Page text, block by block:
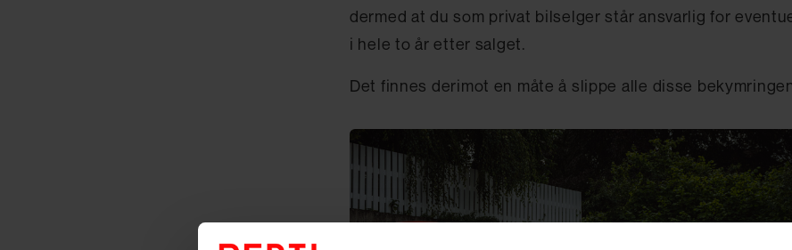
dermed at du som privat bilselger står ansvarlig for
i hele to år etter salget.
Det finnes derimot en måte å slippe alle disse